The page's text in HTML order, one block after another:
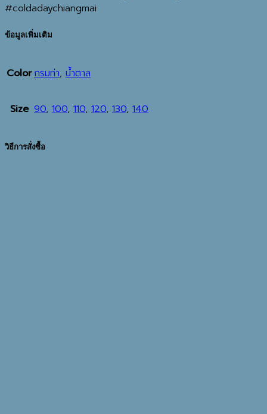
#coldadaychiangmai
ข้อมูลเพิ่มเติม
Color กรมท่า, น้ำตาล
Size 90, 100, 110, 120, 130, 140
วิธีการสั่งซื้อ